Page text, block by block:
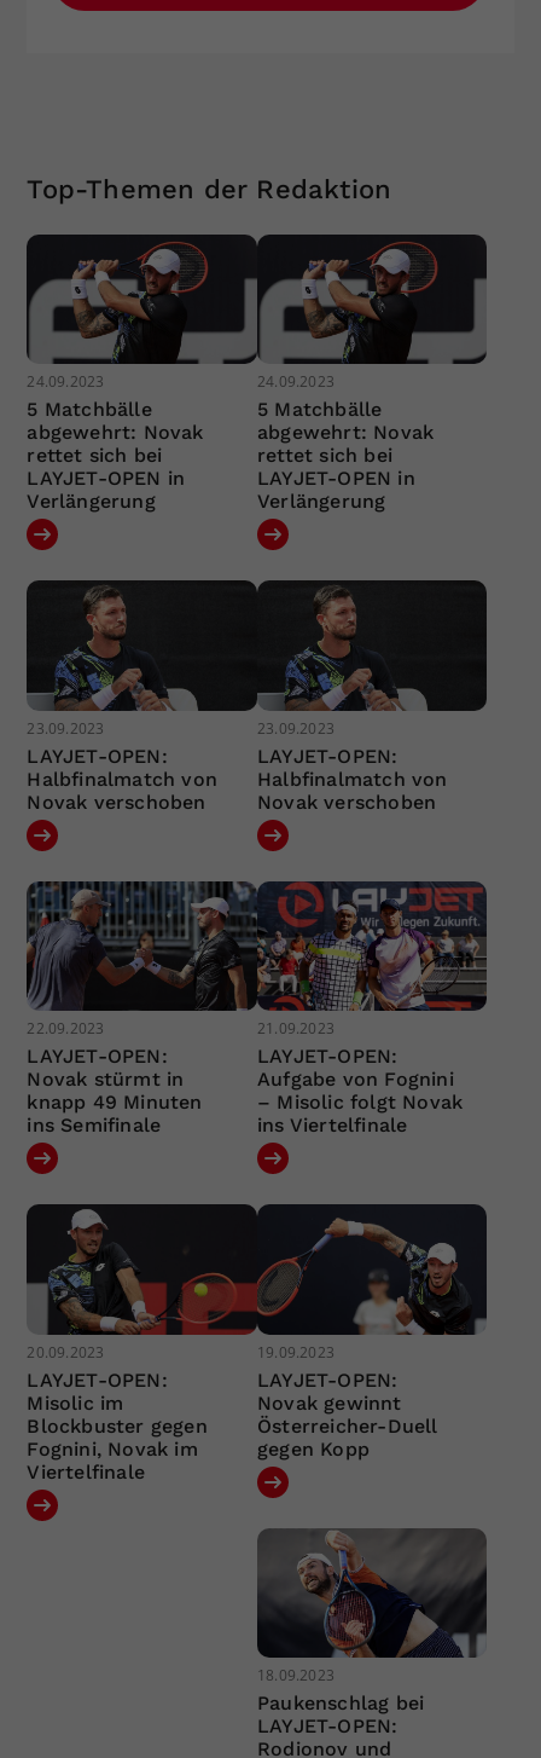
Top-Themen der Redaktion
24.09.2023
5 Matchbälle
abgewehrt: Novak
rettet sich bei
LAYJET-OPEN in
Verlängerung
24.09.2023
5 Matchbälle
abgewehrt: Novak
rettet sich bei
LAYJET-OPEN in
Verlängerung
23.09.2023
LAYJET-OPEN:
Halbfinalmatch von
Novak verschoben
23.09.2023
LAYJET-OPEN:
Halbfinalmatch von
Novak verschoben
22.09.2023
LAYJET-OPEN:
Novak stürmt in
knapp 49 Minuten
ins Semifinale
21.09.2023
LAYJET-OPEN:
Aufgabe von Fognini
– Misolic folgt Novak
ins Viertelfinale
20.09.2023
LAYJET-OPEN:
Misolic im
Blockbuster gegen
Fognini, Novak im
Viertelfinale
19.09.2023
LAYJET-OPEN:
Novak gewinnt
Österreicher-Duell
gegen Kopp
18.09.2023
Paukenschlag bei
LAYJET-OPEN:
Rodionov und